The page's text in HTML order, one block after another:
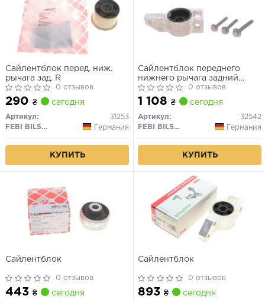
Сайлентблок перед. ниж.
рычага зад. R
0 отзывов
290 ₴ сегодня
Артикул:
31253
FEBI BILSTEIN
Германия
КУПИТЬ
Сайлентблок переднего
нижнего рычага задний
левый
0 отзывов
1 108 ₴ сегодня
Артикул:
32542
FEBI BILSTEIN
Германия
КУПИТЬ
Сайлентблок
0 отзывов
443 ₴ сегодня
Сайлентблок
0 отзывов
893 ₴ сегодня